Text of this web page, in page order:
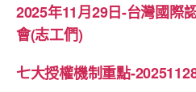
2025年11月29日-台灣國際
會(志工們)
七大授權機制重點-